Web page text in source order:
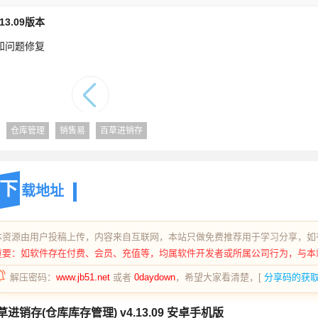
版本
问题修复
仓库管理 销售易 百草进销存
下 载地址
资源由用户投稿上传，内容来自互联网，本站只做免费推荐用于学习分享，
要：如软件存在付费、会员、充值等，均属软件开发者或所属公司行为，与
解压密码： www.jb51.net 或者 0daydown，希望大家看清楚，[ 分享码的获
进销存(仓库库存管理) v4.13.09 安卓手机版